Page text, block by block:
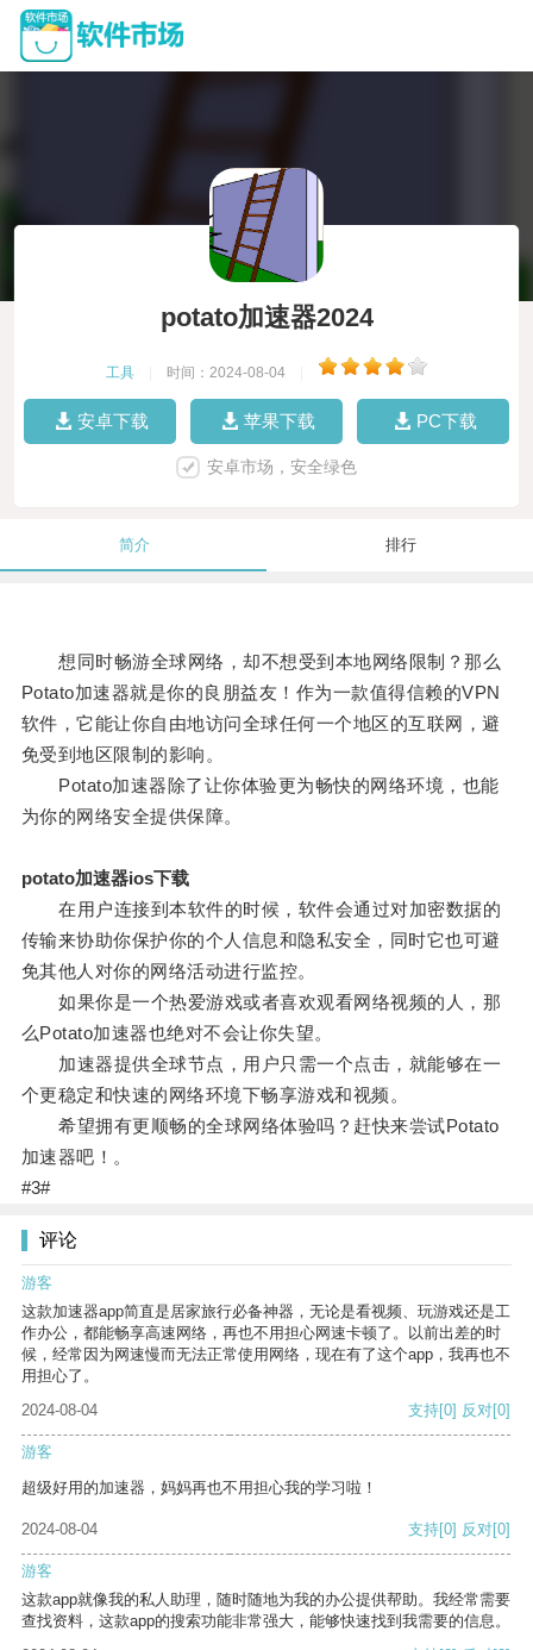
potato加速器2024
工具 时间：2024-08-04
安卓下载 苹果下载 PC下载
安卓市场，安全绿色
简介 排行
想同时畅游全球网络，却不想受到本地网络限制？那么
Potato加速器就是你的良朋益友！作为一款值得信赖的VPN
软件，它能让你自由地访问全球任何一个地区的互联网，避
免受到地区限制的影响。
Potato加速器除了让你体验更为畅快的网络环境，也能
为你的网络安全提供保障。
potato加速器ios下载
在用户连接到本软件的时候，软件会通过对加密数据的
传输来协助你保护你的个人信息和隐私安全，同时它也可避
免其他人对你的网络活动进行监控。
如果你是一个热爱游戏或者喜欢观看网络视频的人，那
么Potato加速器也绝对不会让你失望。
加速器提供全球节点，用户只需一个点击，就能够在一
个更稳定和快速的网络环境下畅享游戏和视频。
希望拥有更顺畅的全球网络体验吗？赶快来尝试Potato
加速器吧！。
#3#
评论
游客
这款加速器app简直是居家旅行必备神器，无论是看视频、玩游戏还是工
作办公，都能畅享高速网络，再也不用担心网速卡顿了。以前出差的时
候，经常因为网速慢而无法正常使用网络，现在有了这个app，我再也不
用担心了。
2024-08-04
支持[0] 反对[0]
游客
超级好用的加速器，妈妈再也不用担心我的学习啦！
2024-08-04 支持[0] 反对[0]
游客
这款app就像我的私人助理，随时随地为我的办公提供帮助。我经常需要
查找资料，这款app的搜索功能非常强大，能够快速找到我需要的信息。